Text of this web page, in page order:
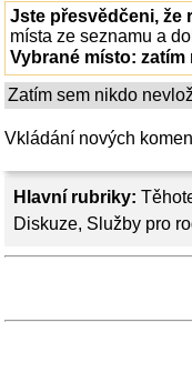
Hlavní rubriky:
Diskuze, Služby pro
Jste přesvědčeni, že
místa ze seznamu a
Vybrané místo: zatím
Zatím sem nikdo
Vkládání nových